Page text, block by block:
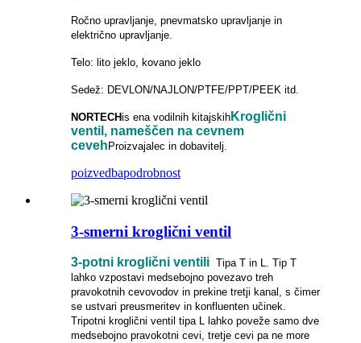
Ročno upravljanje, pnevmatsko upravljanje in
električno upravljanje.
Telo: lito jeklo, kovano jeklo
Sedež: DEVLON/NAJLON/PTFE/PPT/PEEK itd.
NORTECHis ena vodilnih kitajskih Kroglični
ventil, nameščen na cevnem
ceveh Proizvajalec in dobavitelj.
poizvedbapodrobnost
3-smerni kroglični ventil
3-potni kroglični ventili Tipa T in L. Tip T
lahko vzpostavi medsebojno povezavo treh
pravokotnih cevovodov in prekine tretji kanal, s čimer
se ustvari preusmeritev in konfluenten učinek.
Tripotni kroglični ventil tipa L lahko poveže samo dve
medsebojno pravokotni cevi, tretje cevi pa ne more